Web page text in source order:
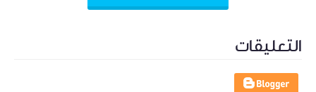
التعليقات